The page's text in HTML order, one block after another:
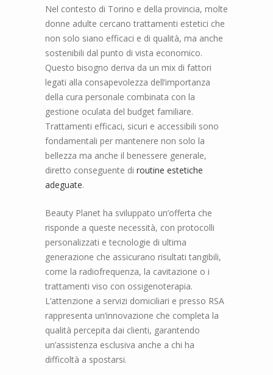
Nel contesto di Torino e della provincia, molte
donne adulte cercano trattamenti estetici che
non solo siano efficaci e di qualità, ma anche
sostenibili dal punto di vista economico.
Questo bisogno deriva da un mix di fattori
legati alla consapevolezza dell’importanza
della cura personale combinata con la
gestione oculata del budget familiare.
Trattamenti efficaci, sicuri e accessibili sono
fondamentali per mantenere non solo la
bellezza ma anche il benessere generale,
diretto conseguente di routine estetiche
adeguate.
Beauty Planet ha sviluppato un’offerta che
risponde a queste necessità, con protocolli
personalizzati e tecnologie di ultima
generazione che assicurano risultati tangibili,
come la radiofrequenza, la cavitazione o i
trattamenti viso con ossigenoterapia.
L’attenzione a servizi domiciliari e presso RSA
rappresenta un’innovazione che completa la
qualità percepita dai clienti, garantendo
un’assistenza esclusiva anche a chi ha
difficoltà a spostarsi.